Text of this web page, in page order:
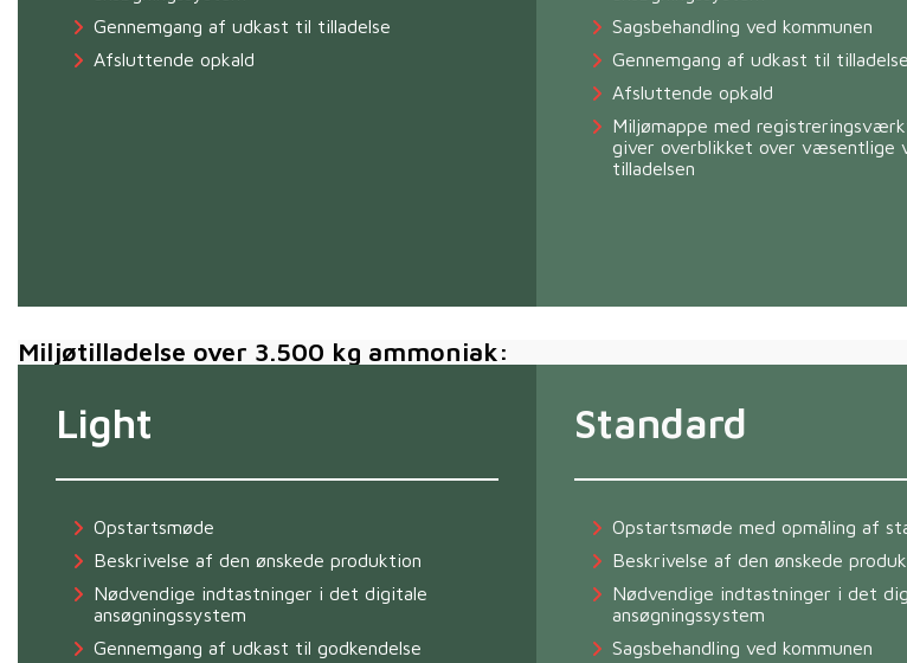
Gennemgang af udkast til tilladelse
Afsluttende opkald
Sagsbehandling ved kommunen
Gennemgang af udkast til tilladelse
Afsluttende opkald
Miljømappe med
giver overblikket over væsentlige
tilladelsen
Miljøtilladelse over 3.500 kg ammoniak:
Light
Opstartsmøde
Beskrivelse af den ønskede produktion
Nødvendige indtastninger i det digitale
ansøgningssystem
Gennemgang af udkast til godkendelse
Standard
Opstartsmøde med opmåling af
Beskrivelse af den ønskede
Nødvendige indtastninger i det
ansøgningssystem
Sagsbehandling ved kommunen